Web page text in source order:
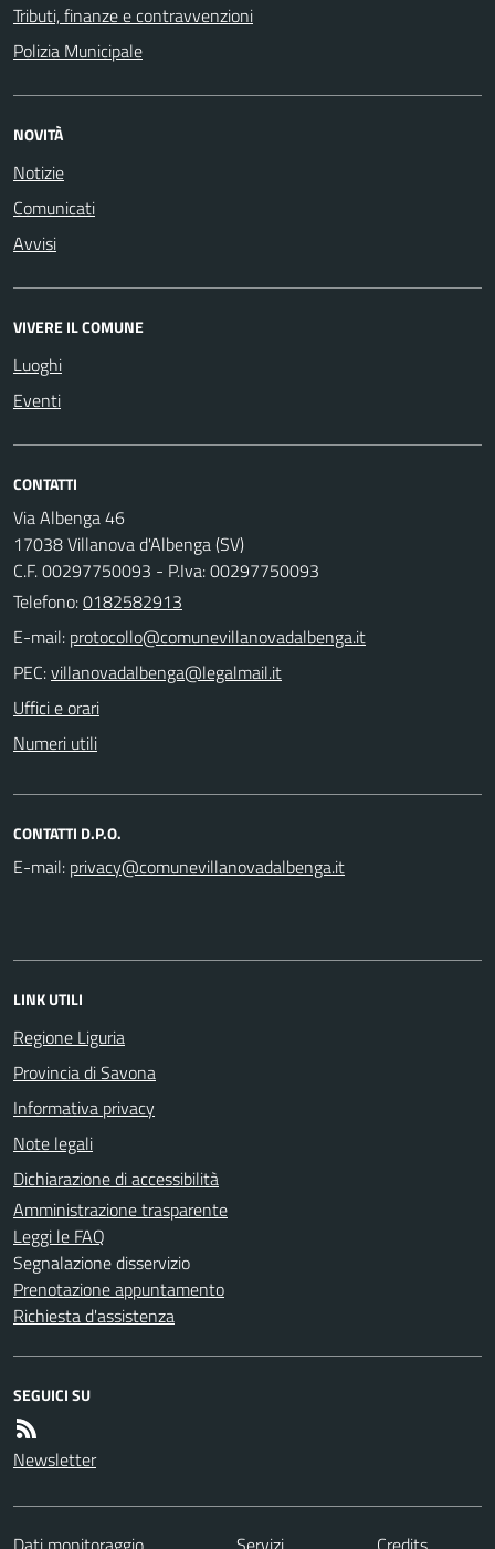
Tributi, finanze e contravvenzioni
Polizia Municipale
NOVITÀ
Notizie
Comunicati
Avvisi
VIVERE IL COMUNE
Luoghi
Eventi
CONTATTI
Via Albenga 46
17038 Villanova d'Albenga (SV)
C.F. 00297750093 - P.Iva: 00297750093
Telefono:0182582913
E-mail:
PEC:
Uffici e orari
Numeri utili
CONTATTI D.P.O.
E-mail:
LINK UTILI
Regione Liguria
Provincia di Savona
Informativa privacy
Note legali
Dichiarazione di accessibilità
Amministrazione trasparente
Leggi le FAQ
Segnalazione disservizio
Prenotazione appuntamento
Richiesta d'assistenza
SEGUICI SU
Newsletter